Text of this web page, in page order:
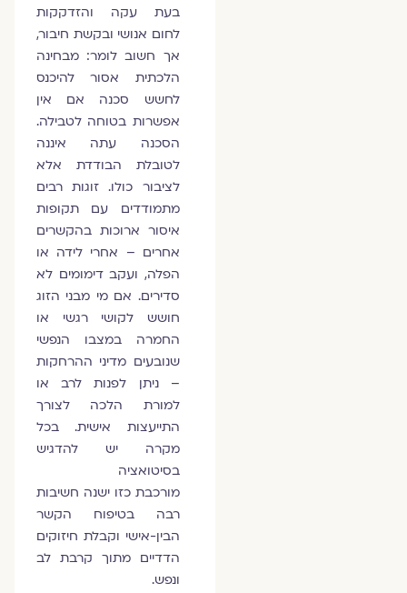
בעת עקה והזדקקות
לחום אנושי ובקשת חיבור,
אך חשוב לומר: מבחינה
הלכתית אסור להיכנס
לחשש סכנה אם אין
אפשרות בטוחה לטבילה.
הסכנה עתה איננה
לטובלת הבודדת אלא
לציבור כולו. זוגות רבים
מתמודדים עם תקופות
איסור ארוכות בהקשרים
אחרים – אחרי לידה או
הפלה, ועקב דימומים לא
סדירים. אם מי מבני הזוג
חושש לקושי רגשי או
החמרה במצבו הנפשי
שנובעים מדיני ההרחקות
– ניתן לפנות לרב או
למורת הלכה לצורך
התייעצות אישית. בכל
מקרה יש להדגיש
בסיטואציה
מורכבת כזו ישנה חשיבות
רבה בטיפוח הקשר
הבין-אישי וקבלת חיזוקים
הדדיים מתוך קרבת לב
ונפש.